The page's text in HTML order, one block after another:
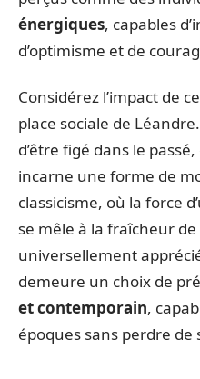
énergiques, capables
d’optimisme et de
Considérez l’impact de
place sociale de
d’être figé dans le
incarne une forme de
classicisme, où la force
se mêle à la fraîcheur
universellement
demeure un choix de
et contemporain,
époques sans perdre de